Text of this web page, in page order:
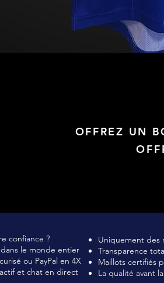
OFFREZ UN
confiance ?
le monde entier
ou PayPal en 4X
et chat en direct
Uniquement des
Transparence
Maillots certifiés
La qualité avant